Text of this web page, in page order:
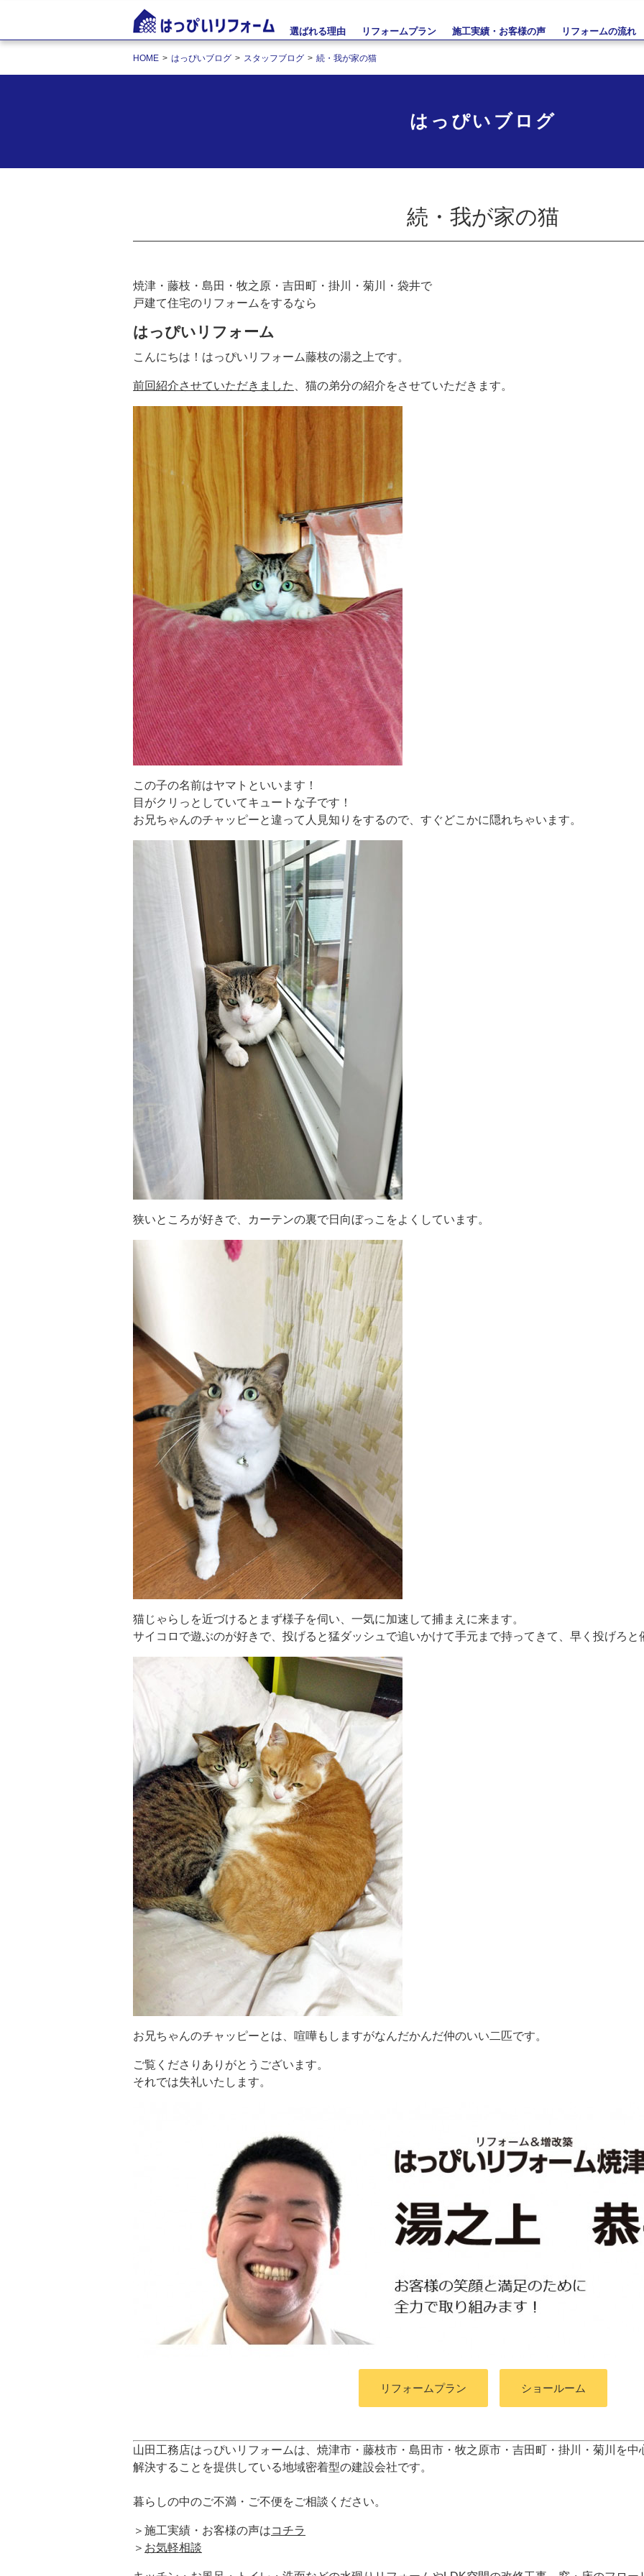
選ばれる理由 リフォームプラン 施工実績・お客様の声 リフォームの流れ
HOME はっぴいブログ スタッフブログ 続・我が家の猫
はっぴいブログ
続・我が家の猫
焼津・藤枝・島田・牧之原・吉田町・掛川・菊川・袋井で
戸建て住宅のリフォームをするなら
はっぴいリフォーム
こんにちは！はっぴいリフォーム藤枝の湯之上です。
前回紹介させていただきました 、猫の弟分の紹介をさせていただきます。
この子の名前はヤマトといいます！
目がクリっとしていてキュートな子です！
お兄ちゃんのチャッピーと違って人見知りをするので、すぐどこかに隠れちゃいます。
狭いところが好きで、カーテンの裏で日向ぼっこをよくしています。
猫じゃらしを近づけるとまず様子を伺い、一気に加速して捕まえに来ます。
サイコロで遊ぶのが好きで、投げると猛ダッシュで追いかけて手元まで持ってきて、早く投げろと
お兄ちゃんのチャッピーとは、喧嘩もしますがなんだかんだ仲のいい二匹です。
ご覧くださりありがとうございます。
それでは失礼いたします。
リフォームプラン ショールーム
山田工務店はっぴいリフォームは、焼津市・藤枝市・島田市・牧之原市・吉田町 ・掛川・菊川
を中
解決することを提供している地域密着型の建設会社です。
暮らしの中のご不満・ご不便をご相談ください。
＞施工実績・お客様の声はコチラ
＞ お気軽相談